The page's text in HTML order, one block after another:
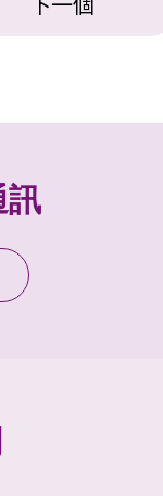
下一個
訊